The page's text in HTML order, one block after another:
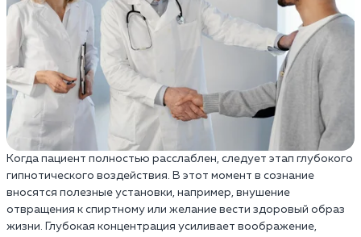
Когда пациент полностью расслаблен, следует этап глубокого
гипнотического воздействия. В этот момент в сознание
вносятся полезные установки, например, внушение
отвращения к спиртному или желание вести здоровый образ
жизни. Глубокая концентрация усиливает воображение,